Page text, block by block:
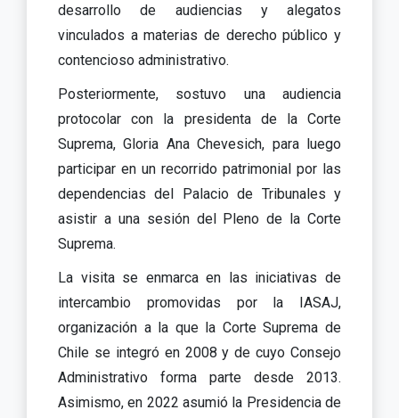
desarrollo de audiencias y alegatos
vinculados a materias de derecho público y
contencioso administrativo.
Posteriormente, sostuvo una audiencia
protocolar con la presidenta de la Corte
Suprema, Gloria Ana Chevesich, para luego
participar en un recorrido patrimonial por las
dependencias del Palacio de Tribunales y
asistir a una sesión del Pleno de la Corte
Suprema.
La visita se enmarca en las iniciativas de
intercambio promovidas por la IASAJ,
organización a la que la Corte Suprema de
Chile se integró en 2008 y de cuyo Consejo
Administrativo forma parte desde 2013.
Asimismo, en 2022 asumió la Presidencia de